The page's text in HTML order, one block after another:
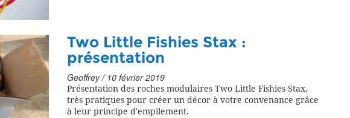
Two Little Fishies Stax :
présentation
Geoffrey / 10 février 2019
Présentation des roches modulaires Two Little Fishies Stax,
très pratiques pour créer un décor à votre convenance grâce
à leur principe d'empilement.